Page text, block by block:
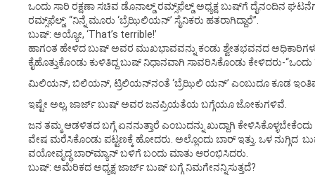
ಒಂದು ಸಾರಿ ರಕ್ಷಣಾ ಸಚಿವ ಡೊನಾಲ್ಡ್ ರಮ್ಸ್‌ಫೆಲ್ಡ್ ಅಧ್ಯಕ್ಷ ಬುಷ್‌ಗೆ ದೈನಂದಿನ
ರಮ್ಸ್‌ಫೆಲ್ಡ್: “ನಿನ್ನೆ ಮೂರು ‘ಬ್ರೆಝಿಲಿಯನ್’ ಸೈನಿಕರು ಹತರಾಗಿದ್ದಾರೆ”.
ಬುಷ್: ಅಯ್ಯೋ, ‘That’s terrible!’
ಹಾಗಂತ ಹೇಳಿದ ಬುಷ್ ಅವರ ಮುಖಭಾವವನ್ನು ಕಂಡು ಶ್ವೇತಭವನದ
ಕೈಹೊತ್ತುಕೊಂಡು ಕುಳಿತಿದ್ದ ಬುಷ್ ನಿಧಾನವಾಗಿ ಸಾವರಿಸಿಕೊಂಡು ಕೇಳಿದರು-
ಮಿಲಿಯನ್, ಬಿಲಿಯನ್, ಟ್ರಿಲಿಯನ್‌ನಂತೆ ‘ಬ್ರೆಝಿಲಿ ಯನ್’ ಎಂಬುದೂ ಕೂಡ ಇಂತಿಷ್ಟು
ಇಷ್ಟೇ ಅಲ್ಲ, ಜಾರ್ಜ್ ಬುಷ್ ಅವರ ಜನಪ್ರಿಯತೆಯ ಬಗ್ಗೆಯೂ ಜೋಕುಗಳಿವೆ.
ಜನ ತಮ್ಮ ಆಡಳಿತದ ಬಗ್ಗೆ ಏನನುತ್ತಾರೆ ಎಂಬುದನ್ನು ಖುದ್ದಾಗಿ ಕೇಳಿಸಿಕೊಳ್ಳಬೇಕೆಂದು
ವೇಷ ಮರೆಸಿಕೊಂಡು ಪಟ್ಟಣಕ್ಕೆ ಹೋದರು. ಅಲ್ಲೊಂದು ಬಾರ್ ಇತ್ತು. ಒಳ ನುಗ್ಗಿದ
ವಯೋವೃದ್ಧ ಬಾರ್‌ಮ್ಯಾನ್ ಬಳಿಗೆ ಬಂದು ಮಾತು ಆರಂಭಿಸಿದರು.
ಬುಷ್: ಅಮೆರಿಕದ ಅಧ್ಯಕ್ಷ ಜಾರ್ಜ್ ಬುಷ್ ಬಗ್ಗೆ ನಿಮಗೇನನ್ನಿಸುತ್ತದೆ?